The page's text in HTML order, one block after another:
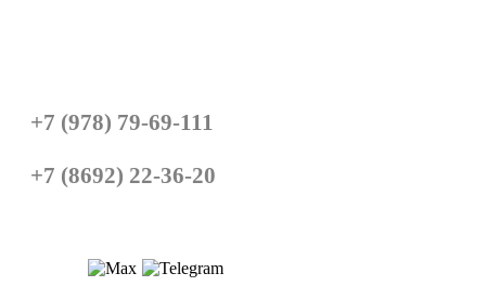
+7 (978) 79-69-111
+7 (8692) 22-36-20